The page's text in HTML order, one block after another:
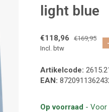
light blue
€118,96
€169,95
Incl. btw
Artikelcode:
EAN:
Op voorraad - Voor